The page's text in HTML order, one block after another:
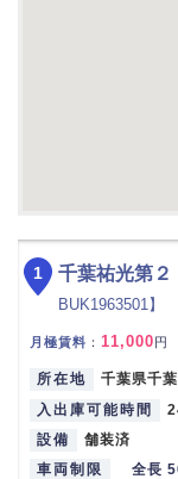
千葉祐光第
BUK1963501】
月極賃料 ： 11,000円
所在地
千葉県千
入出庫可能時間
設備
舗装済
車両制限
全長
1